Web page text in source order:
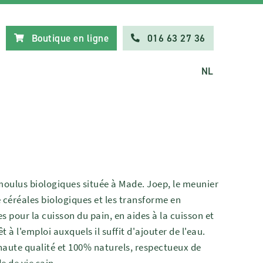
Boutique en ligne 016 63 27 36
NL
biologiques située à Made. Joep, le meunier
biologiques et les transforme en
pour la cuisson du pain, en aides à la cuisson et
à l'emploi auxquels il suffit d'ajouter de l'eau.
qualité et 100% naturels, respectueux de